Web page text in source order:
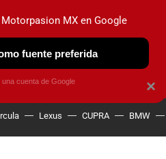
HOY NO CIRCULA
Lexus CUPRA BMW
×
MX en Google
fuente preferida
cuenta de Google